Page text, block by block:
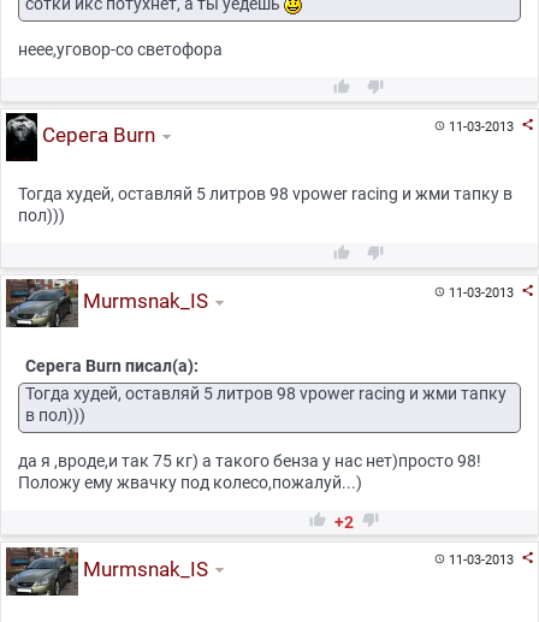
неее,уговор-со светофора
 
11-03-2013 
Серега Burn
Тогда худей, оставляй 5 литров 98 vpower racing и жми тапку в
пол)))
 
11-03-2013 
Murmsnak_IS
Серега Burn писал(а):
Тогда худей, оставляй 5 литров 98 vpower racing и жми тапку
в пол)))
да я ,вроде,и так 75 кг) а такого бенза у нас нет)просто 98!
Положу ему жвачку под колесо,пожалуй...)
 +2 
11-03-2013 
Murmsnak_IS